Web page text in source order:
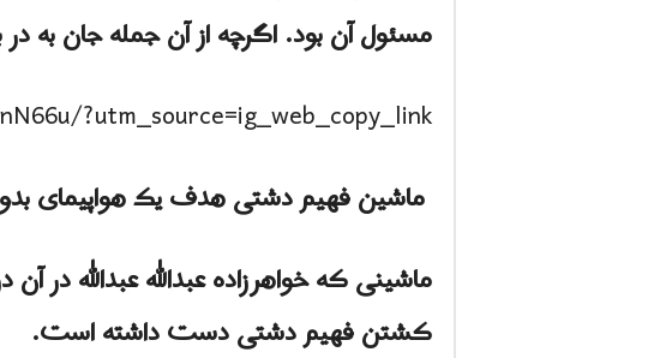
مسئول آن بود. اگرچه از آن جمله جان به
?utm_source=ig_web_copy_link
ماشین فهیم دشتی هدف یک هواپیمای
ماشینی که خواهرزاده عبدالله عبدالله در
کشتن فهیم دشتی دست داشته است.